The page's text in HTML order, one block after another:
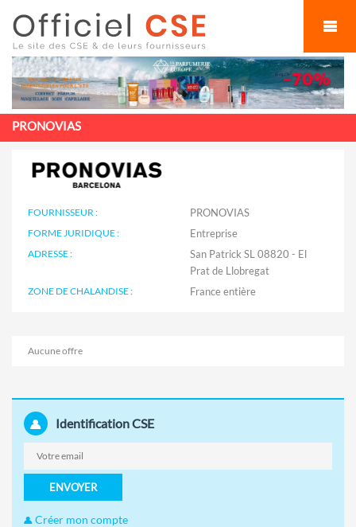
PRONOVIAS
FOURNISSEUR : PRONOVIAS
FORME JURIDIQUE : Entreprise
ADRESSE :
San Patrick SL 08820 - El
Prat de Llobregat
ZONE DE CHALANDISE :
Aucune offre
Identification CSE
ENVOYER
Créer mon compte